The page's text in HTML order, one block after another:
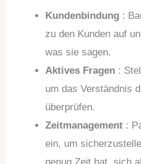
Kundenbindung :
zu den Kunden auf
was sie sagen.
Aktives Fragen :
um das Verständnis
überprüfen.
Zeitmanagement :
ein, um
genug Zeit hat, sich